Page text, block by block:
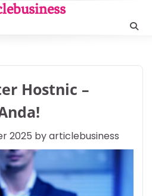
Hostnic –
2025 byarticlebusiness